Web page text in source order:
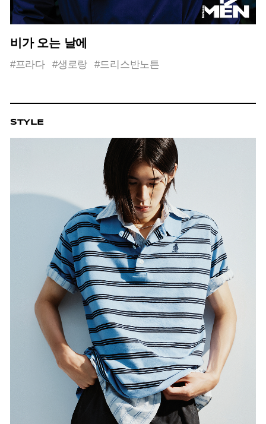
비가 오는 날에
#프라다 #생로랑 #드리스반노튼
STYLE